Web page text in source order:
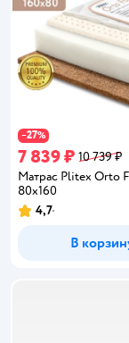
−27%
7 839 ₽ 10 739 ₽
Матрас Plitex Orto
80х160
Рейтинг:
4,7
В